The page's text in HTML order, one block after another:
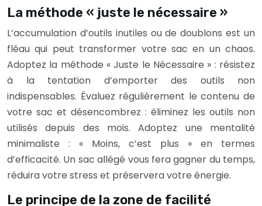
La méthode « juste le nécessaire »
L’accumulation d’outils inutiles ou de doublons est un
fléau qui peut transformer votre sac en un chaos.
Adoptez la méthode « Juste le Nécessaire » : résistez
à la tentation d’emporter des outils non
indispensables. Évaluez régulièrement le contenu de
votre sac et désencombrez : éliminez les outils non
utilisés depuis des mois. Adoptez une mentalité
minimaliste : « Moins, c’est plus » en termes
d’efficacité. Un sac allégé vous fera gagner du temps,
réduira votre stress et préservera votre énergie.
Le principe de la zone de facilité